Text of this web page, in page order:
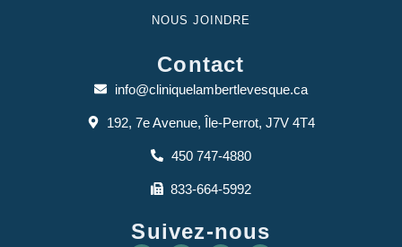
NOUS JOINDRE
Contact
info@cliniquelambertlevesque.ca
192, 7e Avenue, Île-Perrot, J7V 4T4
450 747-4880
833-664-5992
Suivez-nous